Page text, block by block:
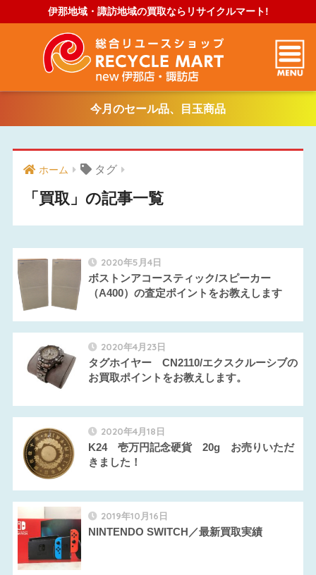
伊那地域・諏訪地域の買取ならリサイクルマート!
今月のセール品、目玉商品
ホーム タグ
「買取」の記事一覧
2020年5月4日
ボストンアコースティック/スピーカー
（A400）の査定ポイントをお教えします
2020年4月23日
タグホイヤー CN2110/エクスクルーシブの
お買取ポイントをお教えします。
2020年4月18日
K24 壱万円記念硬貨 20g お売りいただ
きました！
2019年10月16日
NINTENDO SWITCH／最新買取実績